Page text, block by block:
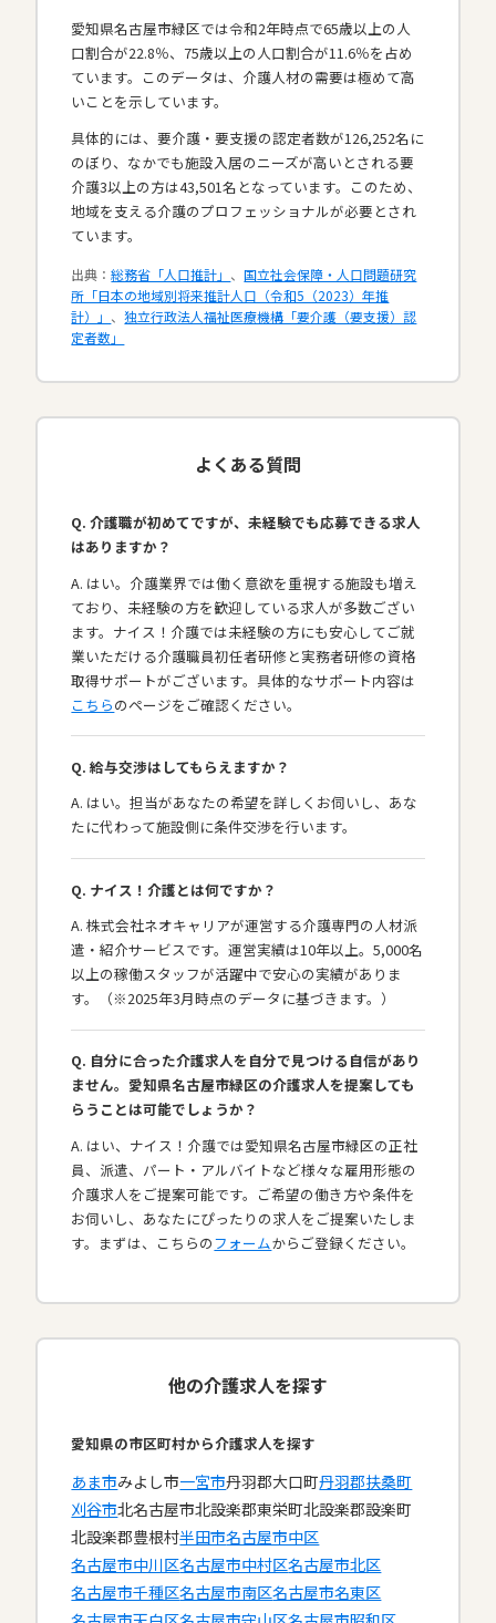
愛知県名古屋市緑区では令和2年時点で65歳以上の人
口割合が22.8％、75歳以上の人口割合が11.6％を占め
ています。このデータは、介護人材の需要は極めて高
いことを示しています。
具体的には、要介護・要支援の認定者数が126,252名に
のぼり、なかでも施設入居のニーズが高いとされる要
介護3以上の方は43,501名となっています。このため、
地域を支える介護のプロフェッショナルが必要とされ
ています。​
出典：総務省「人口推計」 、国立社会保障・人口問題研究
所「日本の地域別将来推計人口（令和5（2023）年推
計）」 、独立行政法人福祉医療機構「要介護（要支援）認
定者数」
よくある質問
Q. 介護職が初めてですが、未経験でも応募できる求人
はありますか？
A. はい。介護業界では働く意欲を重視する施設も増え
ており、未経験の方を歓迎している求人が多数ござい
ます。ナイス！介護では未経験の方にも安心してご就
業いただける介護職員初任者研修と実務者研修の資格
取得サポートがございます。具体的なサポート内容は
こちらのページをご確認ください。
Q. 給与交渉はしてもらえますか？
A. はい。担当があなたの希望を詳しくお伺いし、あな
たに代わって施設側に条件交渉を行います。
Q. ナイス！介護とは何ですか？
A. 株式会社ネオキャリアが運営する介護専門の人材派
遣・紹介サービスです。運営実績は10年以上。5,000名
以上の稼働スタッフが活躍中で安心の実績がありま
す。（※2025年3月時点のデータに基づきます。）
Q. 自分に合った介護求人を自分で見つける自信があり
ません。愛知県名古屋市緑区の介護求人を提案しても
らうことは可能でしょうか？
A. はい、ナイス！介護では愛知県名古屋市緑区の正社
員、派遣、パート・アルバイトなど様々な雇用形態の
介護求人をご提案可能です。ご希望の働き方や条件を
お伺いし、あなたにぴったりの求人をご提案いたしま
す。まずは、こちらのフォームからご登録ください。
他の介護求人を探す
愛知県の市区町村から介護求人を探す
あま市みよし市一宮市丹羽郡大口町丹羽郡扶桑町
刈谷市北名古屋市北設楽郡東栄町北設楽郡設楽町
北設楽郡豊根村半田市名古屋市中区
名古屋市中川区名古屋市中村区名古屋市北区
名古屋市千種区名古屋市南区名古屋市名東区